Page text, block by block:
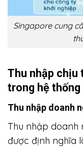
Singapore cung
Thu nhập chịu
trong hệ
Thu nhập doanh
Thu nhập doanh
được định nghĩa